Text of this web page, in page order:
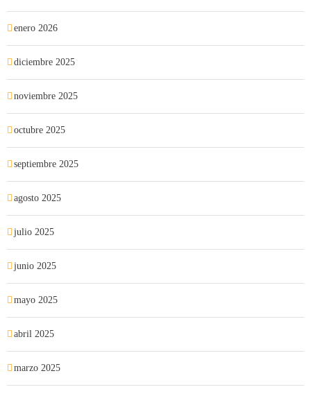
enero 2026
diciembre 2025
noviembre 2025
octubre 2025
septiembre 2025
agosto 2025
julio 2025
junio 2025
mayo 2025
abril 2025
marzo 2025